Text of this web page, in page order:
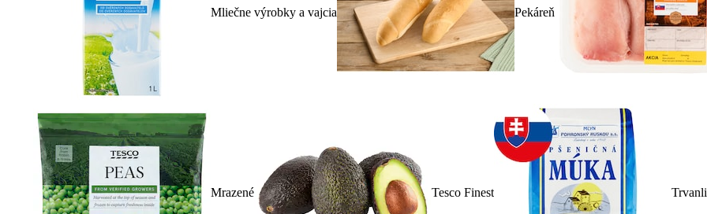
Mliečne výrobky a vajcia Pekáreň
Mrazené Tesco Finest